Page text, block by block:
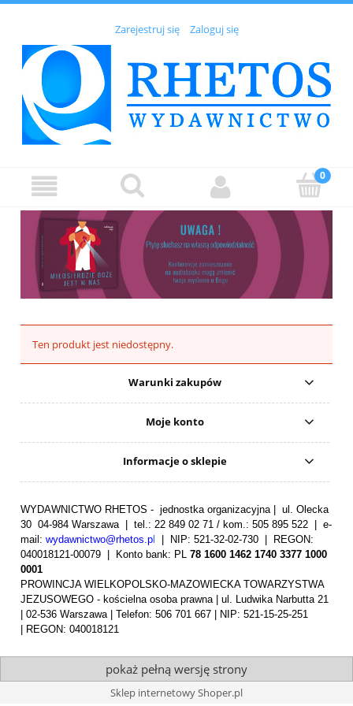
Zarejestruj się Zaloguj się
Ten produkt jest niedostępny.
Warunki zakupów
Moje konto
Informacje o sklepie
WYDAWNICTWO RHETOS - jednostka organizacyjna | ul. Olecka
30 04-984 Warszawa | tel.: 22 849 02 71 / kom.: 505 895 522 | e-
mail: wydawnictwo@rhetos.p
| NIP: 521-32-02-730 | REGON:
040018121-00079 |
Konto bank: PL 78 1600 1462 1740 3377 1000
0001
PROWINCJA WIELKOPOLSKO-MAZOWIECKA TOWARZYSTWA
JEZUSOWEGO - kościelna osoba prawna | ul. Ludwika Narbutta 21
| 02-536 Warszawa | Telefon: 506 701 667 | NIP: 521-15-25-251
| REGON: 040018121
pokaż pełną wersję strony
Sklep internetowy Shoper.pl